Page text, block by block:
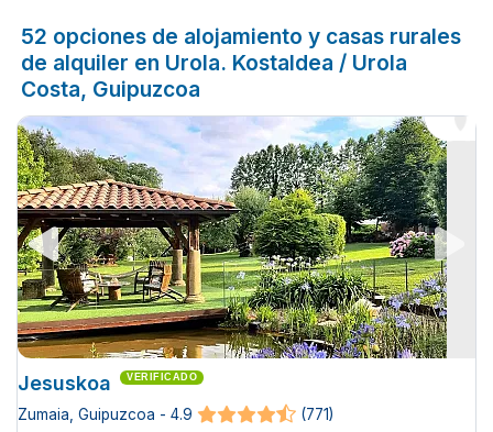
52 opciones de alojamiento y casas rurales
de alquiler en Urola. Kostaldea / Urola
Costa, Guipuzcoa
Jesuskoa VERIFICADO
Zumaia, Guipuzcoa - 4.9 (771)